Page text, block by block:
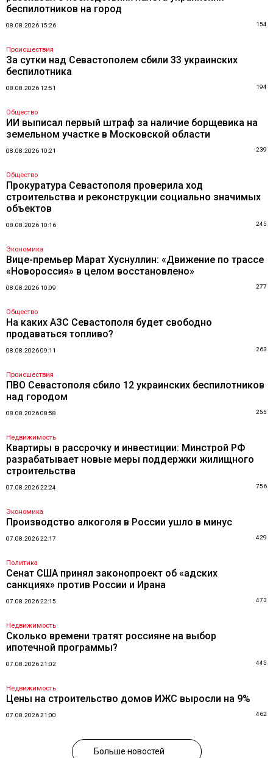
беспилотников на город
08.08.2026 15:26 154
Происшествия
За сутки над Севастополем сбили 33 украинских
беспилотника
08.08.2026 12:51 194
Общество
ИИ выписал первый штраф за наличие борщевика на
земельном участке в Московской области
08.08.2026 10:21 239
Общество
Прокуратура Севастополя проверила ход
строительства и реконструкции социально значимых
объектов
08.08.2026 10:16 245
Экономика
Вице-премьер Марат Хуснуллин: «Движение по трассе
«Новороссия» в целом восстановлено»
08.08.2026 10:09 277
Общество
На каких АЗС Севастополя будет свободно
продаваться топливо?
08.08.2026 09:11 263
Происшествия
ПВО Севастополя сбило 12 украинских беспилотников
над городом
08.08.2026 08:58 255
Недвижимость
Квартиры в рассрочку и инвестиции: Минстрой РФ
разрабатывает новые меры поддержки жилищного
строительства
07.08.2026 22:24 756
Экономика
Производство алкоголя в России ушло в минус
07.08.2026 22:17 429
Политика
Сенат США принял законопроект об «адских
санкциях» против России и Ирана
07.08.2026 22:15 473
Недвижимость
Сколько времени тратят россияне на выбор
ипотечной программы?
07.08.2026 21:02 445
Недвижимость
Цены на строительство домов ИЖС выросли на 9%
07.08.2026 21:00 462
Больше новостей